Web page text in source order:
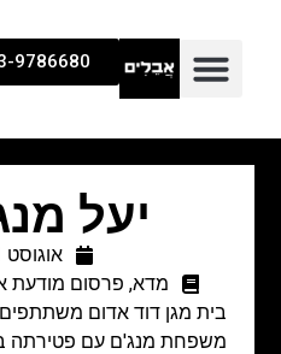
9786680
יעל
אוגוסט 21, 2025
מדא, פרסום מודעת
בית מגן דוד אדום
משפחת מנג'ם עם